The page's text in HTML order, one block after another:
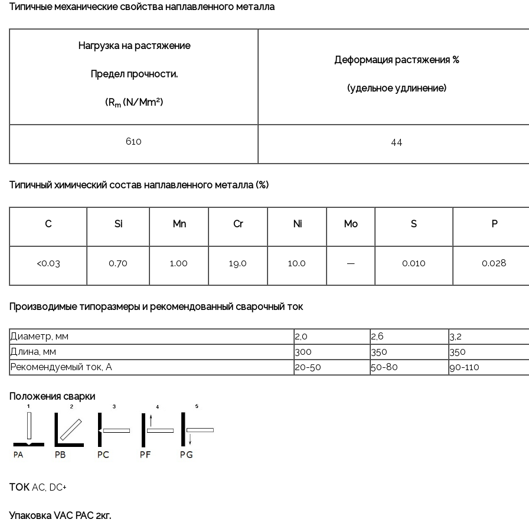
Типичные механические свойства наплавленного металла
Нагрузка на растяжение
Предел прочности.
(Rm (N/Mm2)
Деформация растяжения %
(удельноеудлинение)
610 44
Типичный химический состав наплавленного металла (%)
C Si Mn Cr Ni Mo S P
<0.03 0.70 1.00 19.0 10.0 — 0.010 0.028
Производимые типоразмеры и рекомендованный сварочный ток
Диаметр, мм 2,0 2,6
3,2
Длина, мм
300 350
350
Рекомендуемый ток, А
20-50 50-80 90-110
Положения сварки
ТОК AC, DC+
Упаковка VAC PAC 2кг.